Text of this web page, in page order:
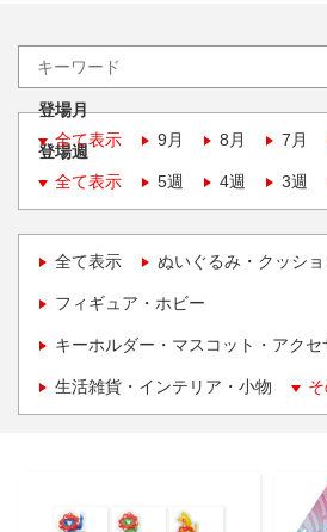
登場月
全て表示
9月 8月 7月
登場週
全て表示
5週 4週 3週
全て表示 ぬいぐるみ・クッショ
フィギュア・ホビー
キーホルダー・マスコット・アクセ
生活雑貨・インテリア・小物